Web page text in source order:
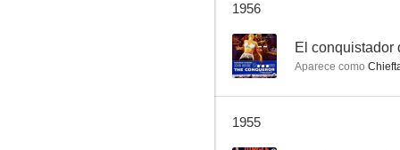
El submarino fantasma
1956
-- El conquistador
Aparece como
1955